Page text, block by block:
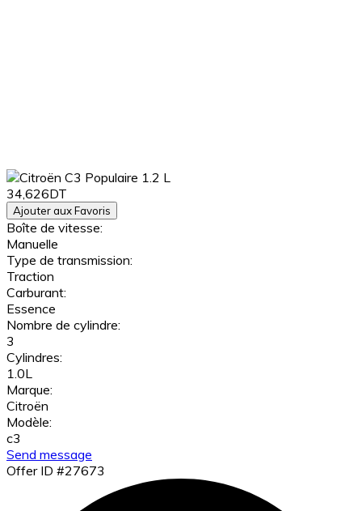
34,626DT
Ajouter aux Favoris
Boîte de vitesse:
Manuelle
Type de transmission:
Traction
Carburant:
Essence
Nombre de cylindre:
3
Cylindres:
1.0L
Marque:
Citroën
Modèle:
c3
Send message
Offer ID #27673